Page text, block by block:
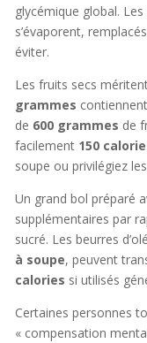
glycémique global.
s’évaporent,
éviter.
Les fruits secs
grammes
de 600 grammes de
facilement 150
soupe ou privilégiez
Un grand bol préparé
supplémentaires par
sucré. Les beurres
à soupe, peuvent
calories si utilisés
Certaines personnes
« compensation